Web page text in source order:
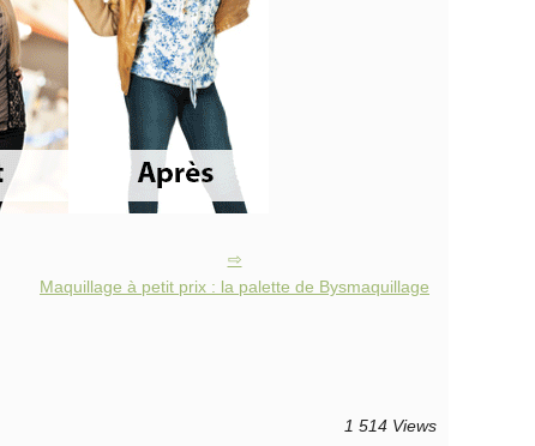
Maquillage à petit prix : la palette de Bysmaquillage
1 514 Views